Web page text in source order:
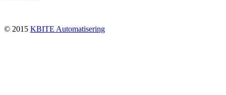
© 2015 KBITE Automatisering